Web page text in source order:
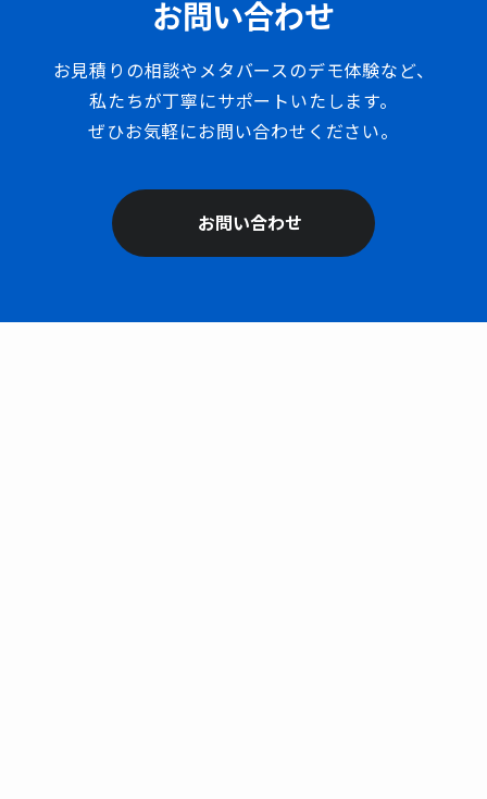
お問い合わせ
お見積りの相談やメタバースのデモ体験など、
私たちが丁寧にサポートいたします。
ぜひお気軽にお問い合わせください。
お問い合わせ